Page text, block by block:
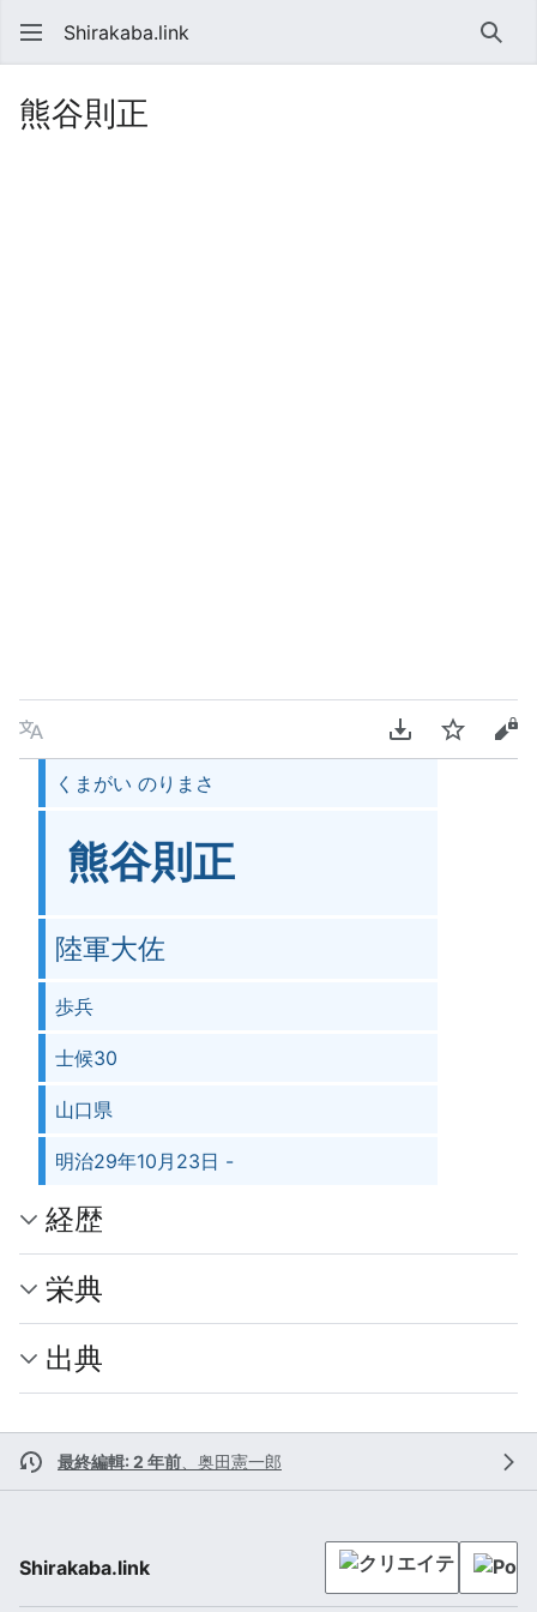
Shirakaba.link 検索
熊谷則正
言語 PDFをダウンロ
ウォッチソ
くまがい のりまさ
熊谷則正
陸軍大佐
歩兵
士候30
山口県
明治29年10月23日 -
経歴
栄典
出典
最終編輯: 2 年前 奥田憲一郎
Shirakaba.link